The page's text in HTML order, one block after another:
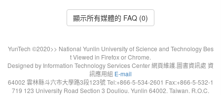
顯示所有媒體的 FAQ (0)
YunTech ©2020>> National Yunlin University of Science and Technology Bes
t Viewed in Firefox or Chrome.
Designed by Information Technology Services Center 網頁維護.圖書資訊處 資
訊應用組 E-mail
64002 雲林縣斗六市大學路3段123號 Tel:+866-5-534-2601 Fax:+866-5-532-1
719 123 University Road Section 3 Douliou. Yunlin 64002. Taiwan. R.O.C.